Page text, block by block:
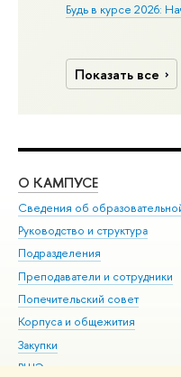
Будь в курсе 2026:
Показать все
О КАМПУСЕ
Сведения об
Руководство и структура
Подразделения
Преподаватели и сотрудники
Попечительский совет
Корпуса и общежития
Закупки
ВШЭ для студентов с